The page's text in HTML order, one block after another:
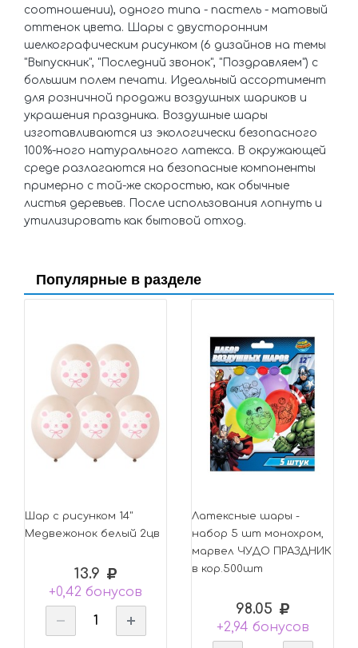
соотношении), одного типа - пастель - матовый
оттенок цвета. Шары с двусторонним
шелкографическим рисунком (6 дизайнов на темы
"Выпускник", "Последний звонок", "Поздравляем") с
большим полем печати. Идеальный ассортимент
для розничной продажи воздушных шариков и
украшения праздника. Воздушные шары
изготавливаются из экологически безопасного
100%-ного натурального латекса. В окружающей
среде разлагаются на безопасные компоненты
примерно с той-же скоростью, как обычные
листья деревьев. После использования лопнуть и
утилизировать как бытовой отход.
Популярные в разделе
Шар с рисунком 14"
Медвежонок белый 2цв
13.9
+0,42 бонусов
Латексные шары -
набор 5 шт монохром,
марвел ЧУДО ПРАЗДНИК
в кор.500шт
98.05
+2,94 бонусов